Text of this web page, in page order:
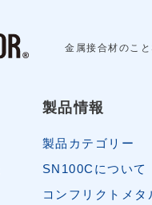
金属接合材のこ
製品情報
製品カテゴリー
SN100Cについて
コンフリクトメタ